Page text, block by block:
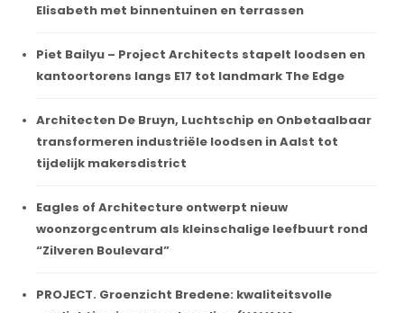
Elisabeth met binnentuinen en terrassen
Piet Bailyu – Project Architects stapelt loodsen en
kantoortorens langs E17 tot landmark The Edge
Architecten De Bruyn, Luchtschip en Onbetaalbaar
transformeren industriële loodsen in Aalst tot
tijdelijk makersdistrict
Eagles of Architecture ontwerpt nieuw
woonzorgcentrum als kleinschalige leefbuurt rond
“Zilveren Boulevard”
PROJECT. Groenzicht Bredene: kwaliteitsvolle